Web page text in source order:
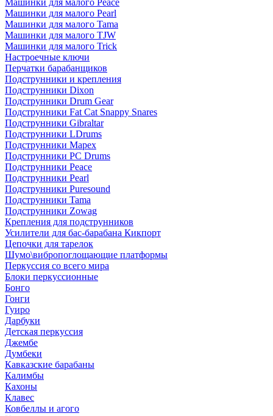
Машинки для малого Peace
Машинки для малого Pearl
Машинки для малого Tama
Машинки для малого TJW
Машинки для малого Trick
Настроечные ключи
Перчатки барабанщиков
Подструнники и крепления
Подструнники Dixon
Подструнники Drum Gear
Подструнники Fat Cat Snappy Snares
Подструнники Gibraltar
Подструнники LDrums
Подструнники Mapex
Подструнники PC Drums
Подструнники Peace
Подструнники Pearl
Подструнники Puresound
Подструнники Tama
Подструнники Zowag
Крепления для подструнников
Усилители для бас-барабана Кикпорт
Цепочки для тарелок
Шумо\вибропоглощающие платформы
Перкуссия со всего мира
Блоки перкуссионные
Бонго
Гонги
Гуиро
Дарбуки
Детская перкуссия
Джембе
Думбеки
Кавказские барабаны
Калимбы
Кахоны
Клавес
Ковбеллы и агого